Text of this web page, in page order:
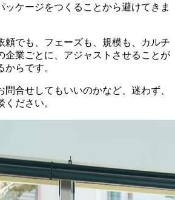
ッケージをつくることから避けてきま
頼でも、フェーズも、規模も、カルチ
企業ごとに、アジャストさせることが
らです。
問合せしてもいいのかなど、迷わず、
ください。